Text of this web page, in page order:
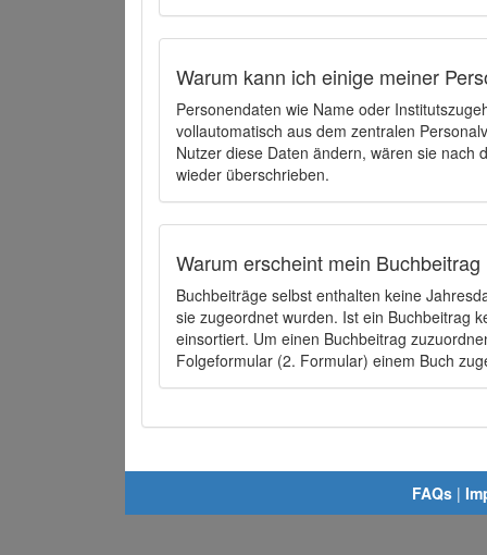
Warum kann ich einige meiner
Personendaten wie Name oder
vollautomatisch aus dem zentralen
Nutzer diese Daten ändern, wären sie
wieder überschrieben.
Warum erscheint mein
Buchbeiträge selbst enthalten keine
sie zugeordnet wurden. Ist ein Buchbeitrag
einsortiert. Um einen Buchbeitrag
Folgeformular (2. Formular) einem Buch
FAQs |